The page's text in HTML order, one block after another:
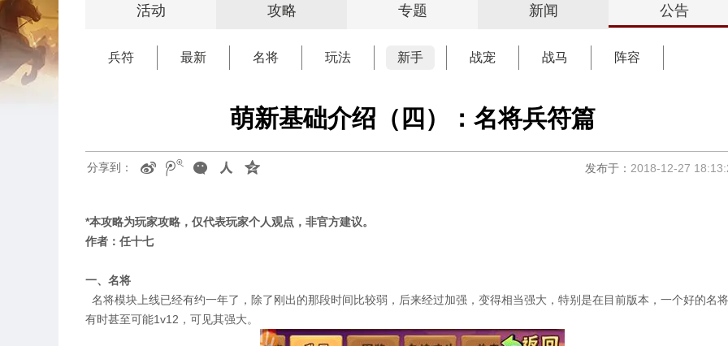
活动 攻略 专题 新闻 公告
兵符 最新 名将 玩法 新手 战宠 战马 阵容
萌新基础介绍（四）：名将兵符篇
发布于： 2018-12-27
分享到：
*本攻略为玩家攻略，仅代表玩家个人观点，非官方建议。
作者：任十七
一、名将
名将模块上线已经有约一年了，除了刚出的那段时间比较弱，后来经过加强，变得相当强大，特别是在目前版本，一个好的名将
有时甚至可能1v12，可见其强大。